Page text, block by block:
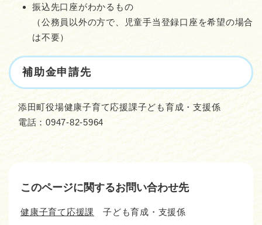
振込先口座がわかるもの
（公務員以外の方で、児童手当登録口座を希望の場合
は不要）
補助金申請先
添田町役場健康子育て応援課子ども育成・支援係
電話：0947-82-5964
このページに関するお問い合わせ先
健康子育て応援課 子ども育成・支援係